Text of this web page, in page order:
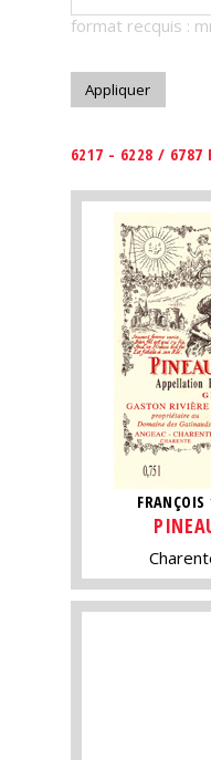
Télécharger
format recquis :
6217 - 6228 / 6787
FRANÇOIS